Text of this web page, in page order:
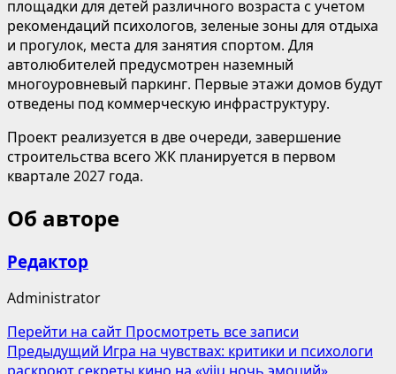
площадки для детей различного возраста с учетом
рекомендаций психологов, зеленые зоны для отдыха
и прогулок, места для занятия спортом. Для
автолюбителей предусмотрен наземный
многоуровневый паркинг. Первые этажи домов будут
отведены под коммерческую инфраструктуру.
Проект реализуется в две очереди, завершение
строительства всего ЖК планируется в первом
квартале 2027 года.
Об авторе
Редактор
Administrator
Перейти на сайт Просмотреть все записи
Навигация
Предыдущий Игра на чувствах: критики и психологи